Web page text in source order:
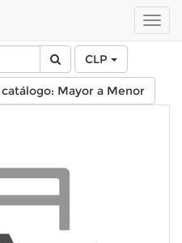
de
CLP
Mayor a Menor